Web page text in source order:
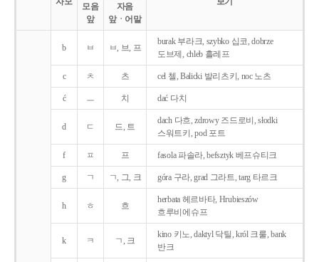
모음
앞
자음
앞ㆍ어말
b ㅂ ㅂ, 브, 프
burak 부라크, szybko 십코, dobrze
도브제, chleb 흘레프
c ㅊ 츠 cel 첼, Balicki 발리츠키, noc 노츠
ć ㅡ 치 dać 다치
d ㄷ 드, 트
dach 다흐, zdrowy 즈드로비, słodki
스워트키, pod 포트
f ㅍ 프 fasola 파솔라, befsztyk 베프슈티크
g ㄱ ㄱ, 그, 크 góra 구라, grad 그라트, targ 타르크
h ㅎ 흐
herbata 헤르바타, Hrubieszów
흐루비에슈프
k ㅋ ㄱ, 크
kino 키노, daktyl 닥틸, król 크룰, bank
반크